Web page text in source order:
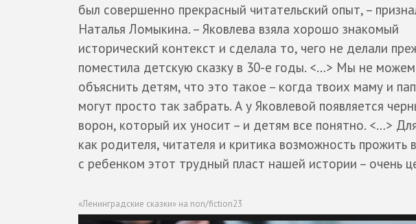
был совершенно прекрасный читательский опыт, –
Наталья Ломыкина. – Яковлева взяла хорошо знакомый
исторический контекст и сделала то, чего не делали
поместила детскую сказку в 30-е годы. <…> Мы не можем
объяcнить детям, что это такое – когда твоих маму и
могут просто так забрать. А у Яковлевой появляется
ворон, который их уносит – и детям все понятно. <…>
как родителя, читателя и критика возможность прожить
с ребенком этот трудный пласт нашей истории – очень
«Ленинградские сказки» на non/fiction23